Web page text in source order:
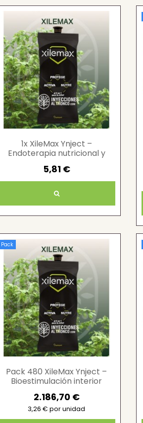
1x XileMax Ynject –
Endoterapia nutricional y
defensiva para árboles
5,81 €
Pack
Pack 480 XileMax Ynject –
Bioestimulación interior
eficiente
2.186,70 €
3,26 € por unidad